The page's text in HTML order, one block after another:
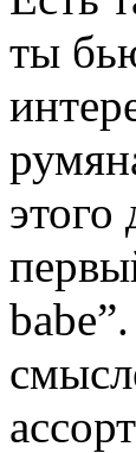
ты
этого